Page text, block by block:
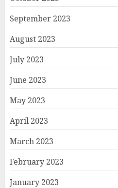
September 2023
August 2023
July 2023
June 2023
May 2023
April 2023
March 2023
February 2023
January 2023